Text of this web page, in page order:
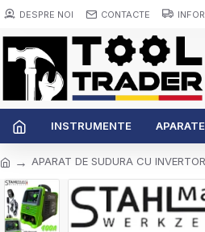
DESPRE NOI CONTACTE
INSTRUMENTE
APARAT DE SUDURA CU